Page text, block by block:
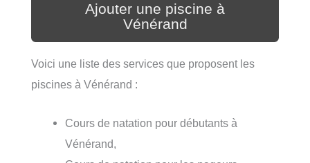
Ajouter une piscine à
Vénérand
Voici une liste des services que proposent les
piscines à Vénérand :
Cours de natation pour débutants à
Vénérand,